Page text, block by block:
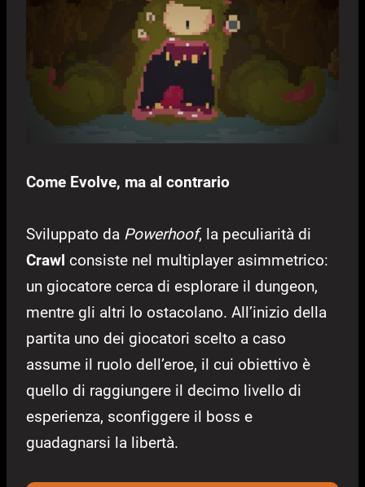
Come Evolve, ma al contrario
Sviluppato da Powerhoof, la peculiarità di
Crawl consiste nel multiplayer asimmetrico:
un giocatore cerca di esplorare il dungeon,
mentre gli altri lo ostacolano. All’inizio della
partita uno dei giocatori scelto a caso
assume il ruolo dell’eroe, il cui obiettivo è
quello di raggiungere il decimo livello di
esperienza, sconfiggere il boss e
guadagnarsi la libertà.